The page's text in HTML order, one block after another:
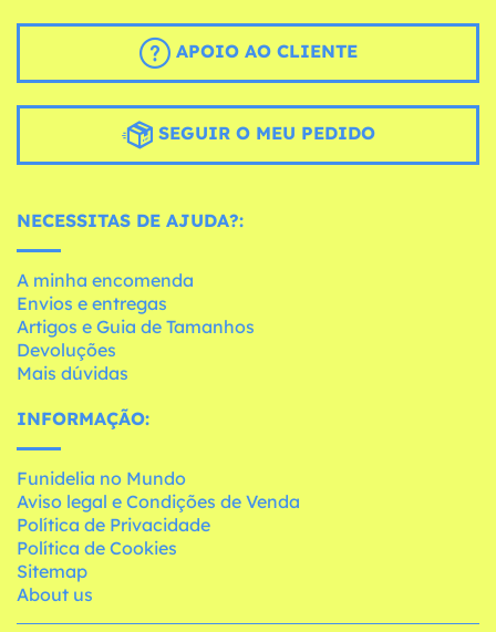
APOIO AO CLIENTE
SEGUIR O MEU PEDIDO
NECESSITAS DE AJUDA?:
A minha encomenda
Envios e entregas
Artigos e Guia de Tamanhos
Devoluções
Mais dúvidas
INFORMAÇÃO:
Funidelia no Mundo
Aviso legal e Condições de Venda
Política de Privacidade
Política de Cookies
Sitemap
About us